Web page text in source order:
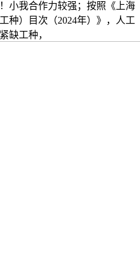
小我合作力较强；按照《上海
种）目次（2024年）》，人工
缺工种，